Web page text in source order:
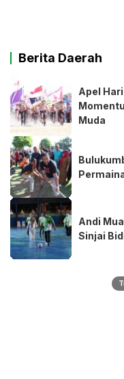
Berita Daerah
Apel
Muda
Andi
Sinjai